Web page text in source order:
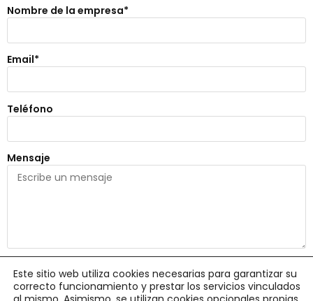
Nombre de la empresa*
Email*
Teléfono
Mensaje
He leido y acepto la política de privacidad
Este sitio web utiliza cookies necesarias para garantizar su
correcto funcionamiento y prestar los servicios vinculados